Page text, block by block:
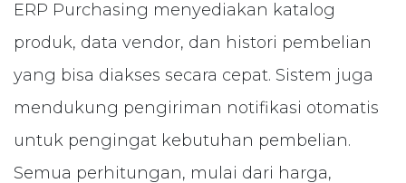
ERP Purchasing menyediakan katalog
produk, data vendor, dan histori pembelian
yang bisa diakses secara cepat. Sistem juga
mendukung pengiriman notifikasi otomatis
untuk pengingat kebutuhan pembelian.
Semua perhitungan, mulai dari harga,